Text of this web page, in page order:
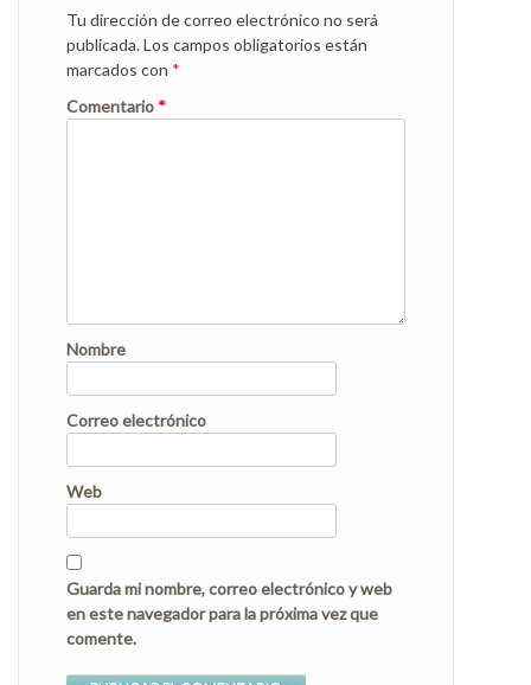
Tu dirección de correo electrónico no será
publicada.Los campos obligatorios están
marcados con *
Comentario *
Nombre
Correo electrónico
Web
Guarda mi nombre, correo electrónico y web
en este navegador para la próxima vez que
comente.